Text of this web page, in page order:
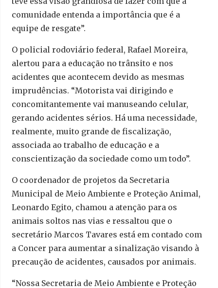
comunidade entenda a importância que é a
equipe de resgate”.
O policial rodoviário federal, Rafael Moreira,
alertou para a educação no trânsito e nos
acidentes que acontecem devido as mesmas
imprudências. “Motorista vai dirigindo e
concomitantemente vai manuseando celular,
gerando acidentes sérios. Há uma necessidade,
realmente, muito grande de fiscalização,
associada ao trabalho de educação e a
conscientização da sociedade como um todo”.
O coordenador de projetos da Secretaria
Municipal de Meio Ambiente e Proteção Animal,
Leonardo Egito, chamou a atenção para os
animais soltos nas vias e ressaltou que o
secretário Marcos Tavares está em contado com
a Concer para aumentar a sinalização visando à
precaução de acidentes, causados por animais.
“Nossa Secretaria de Meio Ambiente e Proteção